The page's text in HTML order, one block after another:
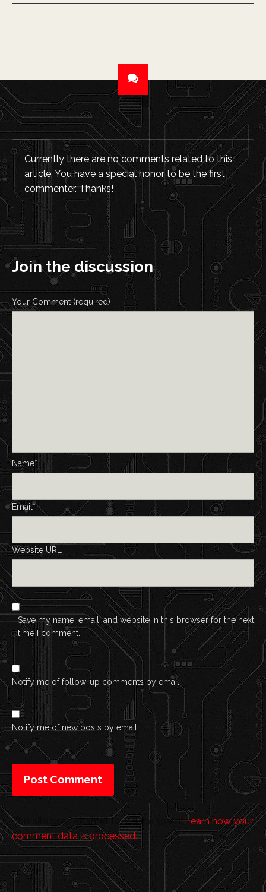
Currently there are no comments related to this
article. You have a special honor to be the first
commenter. Thanks!
Join the discussion
Your Comment (required)
Name*
Email*
Website URL
Save my name, email, and website in this browser for the next
time I comment.
Notify me of follow-up comments by email.
Notify me of new posts by email.
This site uses Akismet to reduce spam.Learn how your
comment data is processed.